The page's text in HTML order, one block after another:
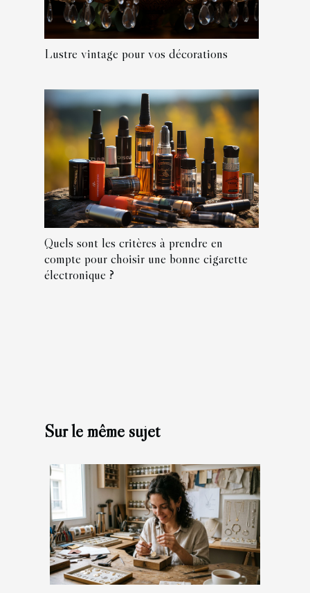
Lustre vintage pour vos décorations
Quels sont les critères à prendre en
compte pour choisir une bonne cigarette
électronique ?
Sur le même sujet